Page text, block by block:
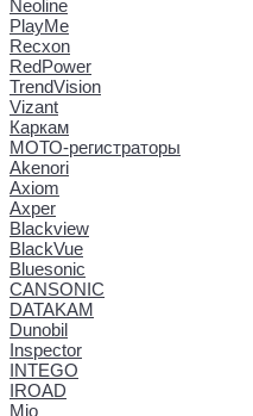
Neoline
PlayMe
Recxon
RedPower
TrendVision
Vizant
Каркам
МОТО-регистраторы
Akenori
Axiom
Axper
Blackview
BlackVue
Bluesonic
CANSONIC
DATAKAM
Dunobil
Inspector
INTEGO
IROAD
Mio